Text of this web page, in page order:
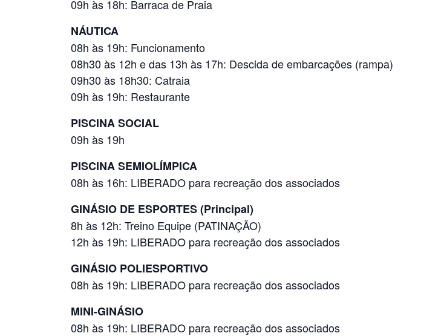
09h às 18h: Barraca de Praia
NÁUTICA
08h às 19h: Funcionamento
08h30 às 12h e das 13h às 17h: Descida de embarcações (rampa)
09h30 às 18h30: Catraia
09h às 19h: Restaurante
PISCINA SOCIAL
09h às 19h
PISCINA SEMIOLÍMPICA
08h às 16h: LIBERADO para recreação dos associados
GINÁSIO DE ESPORTES (Principal)
8h às 12h: Treino Equipe (PATINAÇÃO)
12h às 19h: LIBERADO para recreação dos associados
GINÁSIO POLIESPORTIVO
08h às 19h: LIBERADO para recreação dos associados
MINI-GINÁSIO
08h às 19h: LIBERADO para recreação dos associados